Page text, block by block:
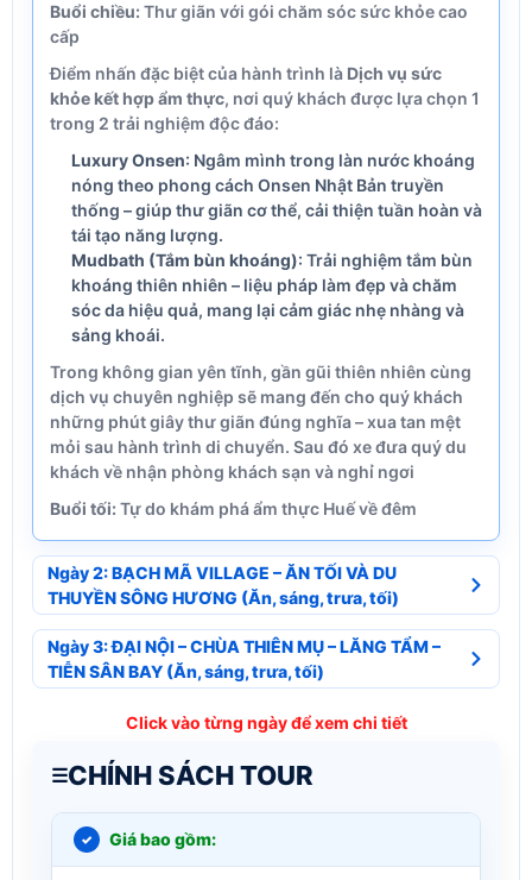
Buổi chiều: Thư giãn với gói chăm sóc sức khỏe cao
cấp
Điểm nhấn đặc biệt của hành trình là Dịch vụ sức
khỏe kết hợp ẩm thực, nơi quý khách được lựa chọn 1
trong 2 trải nghiệm độc đáo:
Luxury Onsen: Ngâm mình trong làn nước khoáng
nóng theo phong cách Onsen Nhật Bản truyền
thống – giúp thư giãn cơ thể, cải thiện tuần hoàn và
tái tạo năng lượng.
Mudbath (Tắm bùn khoáng): Trải nghiệm tắm bùn
khoáng thiên nhiên – liệu pháp làm đẹp và chăm
sóc da hiệu quả, mang lại cảm giác nhẹ nhàng và
sảng khoái.
Trong không gian yên tĩnh, gần gũi thiên nhiên cùng
dịch vụ chuyên nghiệp sẽ mang đến cho quý khách
những phút giây thư giãn đúng nghĩa – xua tan mệt
mỏi sau hành trình di chuyển. Sau đó xe đưa quý du
khách về nhận phòng khách sạn và nghỉ ngơi
Buổi tối: Tự do khám phá ẩm thực Huế về đêm
Ngày 2: BẠCH MÃ VILLAGE – ĂN TỐI VÀ DU
THUYỀN SÔNG HƯƠNG (Ăn, sáng, trưa, tối)
Ngày 3: ĐẠI NỘI – CHÙA THIÊN MỤ – LĂNG TẨM –
TIỄN SÂN BAY (Ăn, sáng, trưa, tối)
Click vào từng ngày để xem chi tiết
CHÍNH SÁCH TOUR
Giá bao gồm: